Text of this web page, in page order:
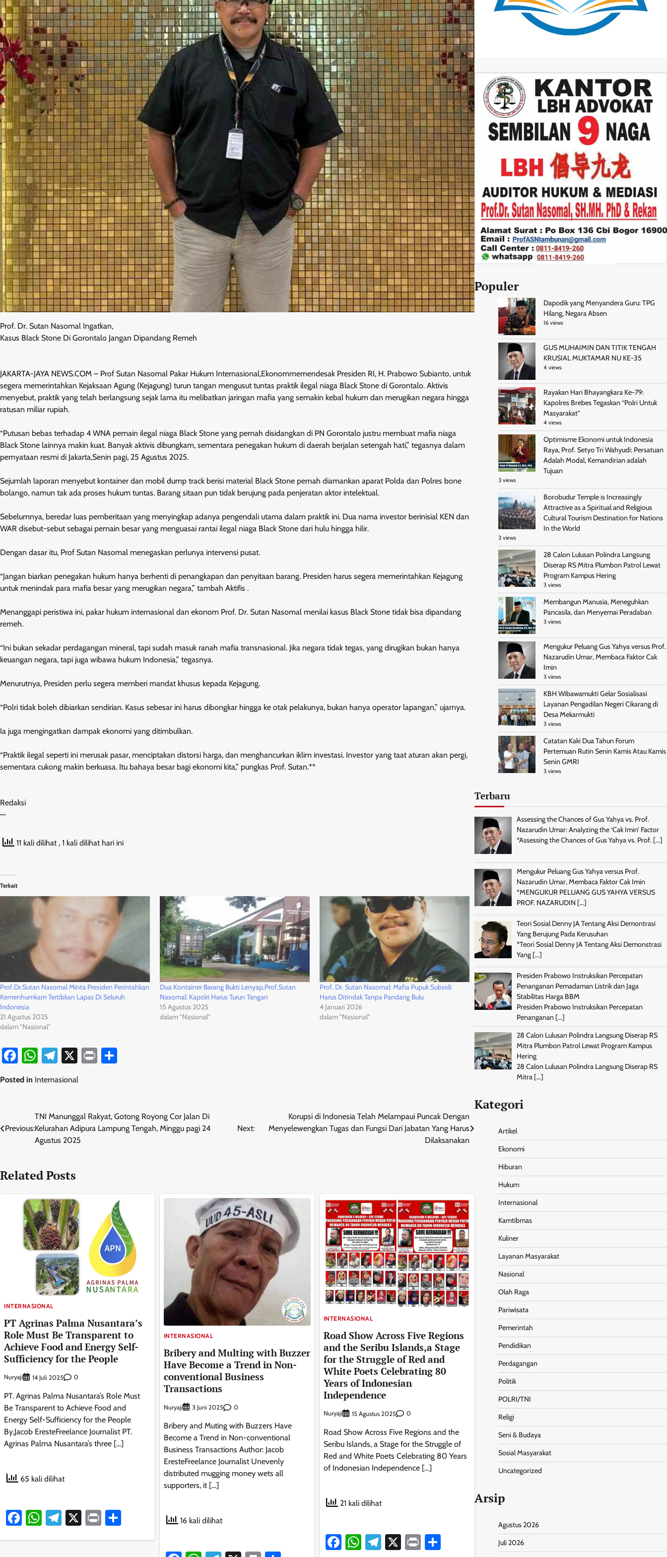
Prof. Dr. Sutan Nasomal Ingatkan,
Kasus Black Stone Di Gorontalo Jangan Dipandang Remeh
JAKARTA-JAYA NEWS.COM – Prof Sutan Nasomal Pakar Hukum Internasional,Ekonommemendesak Presiden RI, H. Prabowo Subianto, untuk
segera memerintahkan Kejaksaan Agung (Kejagung) turun tangan mengusut tuntas praktik ilegal niaga Black Stone di Gorontalo. Aktivis
menyebut, praktik yang telah berlangsung sejak lama itu melibatkan jaringan mafia yang semakin kebal hukum dan merugikan negara hingga
ratusan miliar rupiah.
“Putusan bebas terhadap 4 WNA pemain ilegal niaga Black Stone yang pernah disidangkan di PN Gorontalo justru membuat mafia niaga
Black Stone lainnya makin kuat. Banyak aktivis dibungkam, sementara penegakan hukum di daerah berjalan setengah hati,” tegasnya dalam
pernyataan resmi di Jakarta,Senin pagi, 25 Agustus 2025.
Sejumlah laporan menyebut kontainer dan mobil dump track berisi material Black Stone pernah diamankan aparat Polda dan Polres bone
bolango, namun tak ada proses hukum tuntas. Barang sitaan pun tidak berujung pada penjeratan aktor intelektual.
Sebelumnya, beredar luas pemberitaan yang menyingkap adanya pengendali utama dalam praktik ini. Dua nama investor berinisial KEN dan
WAR disebut-sebut sebagai pemain besar yang menguasai rantai ilegal niaga Black Stone dari hulu hingga hilir.
Dengan dasar itu, Prof Sutan Nasomal menegaskan perlunya intervensi pusat.
“Jangan biarkan penegakan hukum hanya berhenti di penangkapan dan penyitaan barang. Presiden harus segera memerintahkan Kejagung
untuk menindak para mafia besar yang merugikan negara,” tambah Aktifis .
Menanggapi peristiwa ini, pakar hukum internasional dan ekonom Prof. Dr. Sutan Nasomal menilai kasus Black Stone tidak bisa dipandang
remeh.
“Ini bukan sekadar perdagangan mineral, tapi sudah masuk ranah mafia transnasional. Jika negara tidak tegas, yang dirugikan bukan hanya
keuangan negara, tapi juga wibawa hukum Indonesia,” tegasnya.
Menurutnya, Presiden perlu segera memberi mandat khusus kepada Kejagung.
“Polri tidak boleh dibiarkan sendirian. Kasus sebesar ini harus dibongkar hingga ke otak pelakunya, bukan hanya operator lapangan,” ujarnya.
Ia juga mengingatkan dampak ekonomi yang ditimbulkan.
“Praktik ilegal seperti ini merusak pasar, menciptakan distorsi harga, dan menghancurkan iklim investasi. Investor yang taat aturan akan pergi,
sementara cukong makin berkuasa. Itu bahaya besar bagi ekonomi kita,” pungkas Prof. Sutan.**
Redaksi
—
11 kali dilihat , 1 kali dilihat hari ini
Terkait
Prof.Dr.Sutan Nasomal Minta Presiden Perintahkan
Kemenhumkam Tertibkan Lapas Di Seluruh
Indonesia
21 Agustus 2025
dalam "Nasional"
Dua Kontainer Barang Bukti Lenyap,Prof.Sutan
Nasomal: Kapolri Harus Turun Tangan
15 Agustus 2025
dalam "Nasional"
Prof. Dr. Sutan Nasomal: Mafia Pupuk Subsidi
Harus Ditindak Tanpa Pandang Bulu
4 Januari 2026
dalam "Nasional"
Facebook
WhatsApp
Telegram
X Print
Posted in Internasional
Navigasi
pos
Previous:
TNI Manunggal Rakyat, Gotong Royong Cor Jalan Di
Kelurahan Adipura Lampung Tengah, Minggu pagi 24
Agustus 2025
Next:
Korupsi di Indonesia Telah Melampaui Puncak Dengan
Menyelewengkan Tugas dan Fungsi Dari Jabatan Yang Harus
Dilaksanakan
Related Posts
INTERNASIONAL
PT Agrinas Palma Nusantara’s
Role Must Be Transparent to
Achieve Food and Energy Self-
Sufficiency for the People
Nuryaji 14 Juli 2025 0
PT. Agrinas Palma Nusantara’s Role Must
Be Transparent to Achieve Food and
Energy Self-Sufficiency for the People
By,Jacob EresteFreelance Journalist PT.
Agrinas Palma Nusantara’s three […]
65 kali dilihat
Facebook
WhatsApp
Telegram
X Print
INTERNASIONAL
Bribery and Multing with Buzzer
Have Become a Trend in Non-
conventional Business
Transactions
Nuryaji 3 Juni 2025 0
Bribery and Muting with Buzzers Have
Become a Trend in Non-conventional
Business Transactions Author: Jacob
EresteFreelance Journalist Unevenly
distributed mugging money wets all
supporters, it […]
16 kali dilihat
INTERNASIONAL
Road Show Across Five Regions
and the Seribu Islands,a Stage
for the Struggle of Red and
White Poets Celebrating 80
Years of Indonesian
Independence
Nuryaji 15 Agustus 2025 0
Road Show Across Five Regions and the
Seribu Islands, a Stage for the Struggle of
Red and White Poets Celebrating 80 Years
of Indonesian Independence […]
21 kali dilihat
Facebook
WhatsApp
Telegram
X PrintShare
Populer
Dapodik yang Menyandera Guru: TPG
Hilang, Negara Absen
16 views
GUS MUHAIMIN DAN TITIK TENGAH
KRUSIAL MUKTAMAR NU KE-35
4 views
Rayakan Hari Bhayangkara Ke-79:
Kapolres Brebes Tegaskan “Polri Untuk
Masyarakat”
4 views
Optimisme Ekonomi untuk Indonesia
Raya, Prof. Setyo Tri Wahyudi: Persatuan
Adalah Modal, Kemandirian adalah
Tujuan
3 views
Borobudur Temple is Increasingly
Attractive as a Spiritual and Religious
Cultural Tourism Destination for Nations
In the World
3 views
28 Calon Lulusan Polindra Langsung
Diserap RS Mitra Plumbon Patrol Lewat
Program Kampus Hering
3 views
Membangun Manusia, Meneguhkan
Pancasila, dan Menyemai Peradaban
3 views
Mengukur Peluang Gus Yahya versus Prof.
Nazarudin Umar, Membaca Faktor Cak
Imin
3 views
KBH Wibawamukti Gelar Sosialisasi
Layanan Pengadilan Negeri Cikarang di
Desa Mekarmukti
3 views
Catatan Kaki Dua Tahun Forum
Pertemuan Rutin Senin Kamis Atau Kamis
Senin GMRI
3 views
Terbaru
Assessing the Chances of Gus Yahya vs. Prof.
Nazarudin Umar: Analyzing the ‘Cak Imin’ Factor
*Assessing the Chances of Gus Yahya vs. Prof. […]
Mengukur Peluang Gus Yahya versus Prof.
Nazarudin Umar, Membaca Faktor Cak Imin
*MENGUKUR PELUANG GUS YAHYA VERSUS
PROF. NAZARUDIN […]
Teori Sosial Denny JA Tentang Aksi Demontrasi
Yang Berujung Pada Kerusuhan
*Teori Sosial Denny JA Tentang Aksi Demonstrasi
Yang […]
Presiden Prabowo Instruksikan Percepatan
Penanganan Pemadaman Listrik dan Jaga
Stabilitas Harga BBM
Presiden Prabowo Instruksikan Percepatan
Penanganan […]
28 Calon Lulusan Polindra Langsung Diserap RS
Mitra Plumbon Patrol Lewat Program Kampus
Hering
28 Calon Lulusan Polindra Langsung Diserap RS
Mitra […]
Kategori
Artikel
Ekonomi
Hiburan
Hukum
Internasional
Kamtibmas
Kuliner
Layanan Masyarakat
Nasional
Olah Raga
Pariwisata
Pemerintah
Pendidikan
Perdagangan
Politik
POLRI/TNI
Religi
Seni & Budaya
Sosial Masyarakat
Uncategorized
Arsip
Agustus 2026
Juli 2026